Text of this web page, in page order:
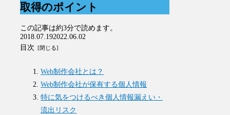
取得のポイント
この記事は約3分で読めます。
2018.07.192022.06.02
目次
Web制作会社とは？
Web制作会社が保有する個人情報
特に気をつけるべき個人情報漏えい・
流出リスク